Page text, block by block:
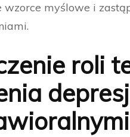
wzorce myślowe i
roli